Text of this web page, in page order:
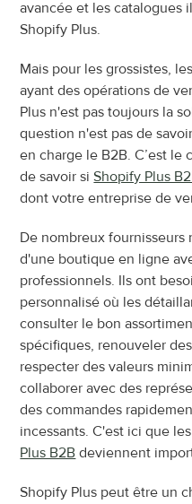
avancée et les catalogues
Shopify Plus.
Mais pour les grossistes,
ayant des opérations de
Plus n'est pas toujours la
question n'est pas de
en charge le B2B. C’est le
de savoir si Shopify Plus
dont votre entreprise de
De nombreux
d'une boutique en ligne
professionnels. Ils ont
personnalisé où les
consulter le bon
spécifiques, renouveler
respecter des valeurs
collaborer avec des
des commandes
incessants. C'est ici que
Plus B2B deviennent
Shopify Plus peut être un